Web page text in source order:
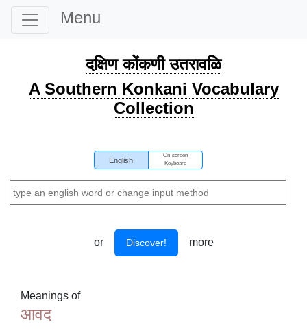
Menu
दक्षिण कोंकणी उतरावळि
A Southern Konkani Vocabulary
Collection
English
On-screen
Keyboard
or Discover! more
Meanings of
आवद